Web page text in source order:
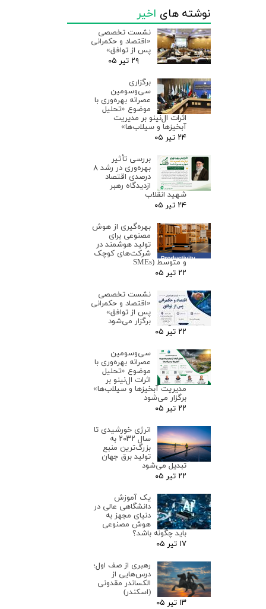
نوشته های اخیر
نشست تخصصی
«اقتصاد و حکمرانی
پس از توافق»
۲۹ تیر ۰۵
برگزاری
سی‌وسومین
عصرانه بهره‌وری با
موضوع «تحلیل
اثرات ال‌نینو بر مدیریت
آبخیزها و سیلاب‌ها»
۲۴ تیر ۰۵
بررسی تأثیر
بهره‌وری در رشد ۸
درصدی اقتصاد
ازدیدگاه رهبر
شهید انقلاب
۲۴ تیر ۰۵
بهره‌گیری از هوش
مصنوعی برای
تولید هوشمند در
شرکت‌های کوچک
و متوسط (SMEs
۲۲ تیر ۰۵
نشست تخصصی
«اقتصاد و حکمرانی
پس از توافق»
برگزار می‌شود
۲۲ تیر ۰۵
سی‌وسومین
عصرانه بهره‌وری با
موضوع «تحلیل
اثرات ال‌نینو بر
مدیریت آبخیزها و سیلاب‌ها»
برگزار می‌شود
۲۲ تیر ۰۵
انرژی خورشیدی تا
سال ۲۰۳۲ به
بزرگ‌ترین منبع
تولید برق جهان
تبدیل می‌شود
۲۲ تیر ۰۵
یک آموزش
دانشگاهی عالی در
دنیای مجهز به
هوش مصنوعی
باید چگونه باشد؟
۱۷ تیر ۰۵
رهبری از صف اول؛
درس‌هایی از
الکساندر مقدونی
(اسکندر)
۱۳ تیر ۰۵